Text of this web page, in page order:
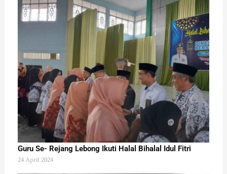
Guru Se- Rejang Lebong Ikuti Halal Bihalal Idul Fitri
24 April 2024